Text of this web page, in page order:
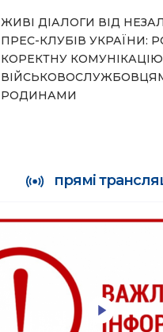
ЖИВІ ДІАЛОГИ ВІД
ПРЕС-КЛУБІВ УКРАЇНИ:
КОРЕКТНУ КОМУНІКАЦІЮ
РОДИНАМИ
прямі